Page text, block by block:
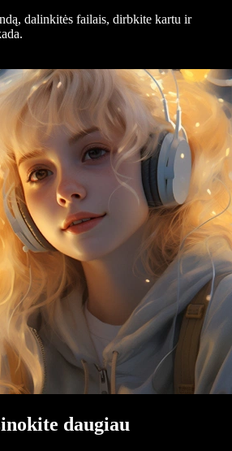
dalinkitės failais, dirbkite kartu ir
daugiau